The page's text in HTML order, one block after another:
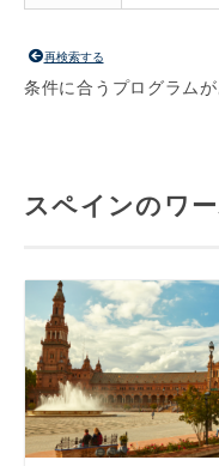
再検索する
条件に合うプログラムが
スペインのワ